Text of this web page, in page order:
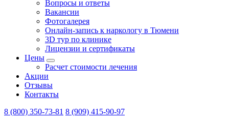
Вопросы и ответы
Вакансии
Фотогалерея
Онлайн-запись к наркологу в Тюмени
3D тур по клинике
Лицензии и сертификаты
Цены
Расчет стоимости лечения
Акции
Отзывы
Контакты
8 (800) 350-73-81 8 (909) 415-90-97